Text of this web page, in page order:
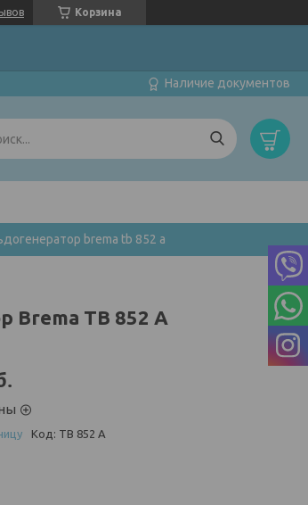
Корзина
Наличие документов
brema tb 852 a
Brema TB 852 A
Код: TB 852 A